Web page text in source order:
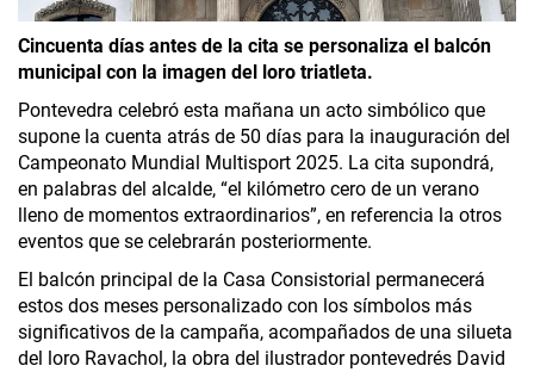
Cincuenta días antes de la cita se personaliza el balcón
municipal con la imagen del loro triatleta.
Pontevedra celebró esta mañana un acto simbólico que
supone la cuenta atrás de 50 días para la inauguración del
Campeonato Mundial Multisport 2025. La cita supondrá,
en palabras del alcalde, “el kilómetro cero de un verano
lleno de momentos extraordinarios”, en referencia la otros
eventos que se celebrarán posteriormente.
El balcón principal de la Casa Consistorial permanecerá
estos dos meses personalizado con los símbolos más
significativos de la campaña, acompañados de una silueta
del loro Ravachol, la obra del ilustrador pontevedrés David